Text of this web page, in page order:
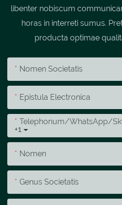
libenter nobiscum
horas in interreti sumus.
producta optimae
Nomen Societatis
Epistula Electronica
+1
Telephonum/whatsApp/
Nomen
Genus Societatis